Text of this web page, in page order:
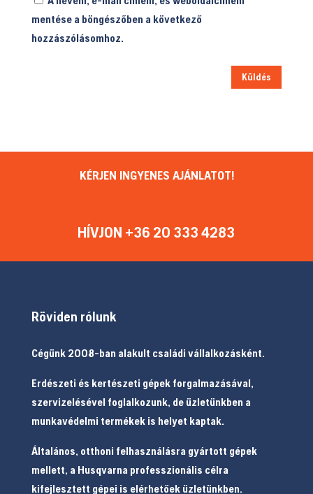
mentése a böngészőben a következő
hozzászólásomhoz.
Küldés
KÉRJEN INGYENES AJÁNLATOT!
HÍVJON +36 20 333 4283
Röviden rólunk
Cégünk 2008-ban alakult családi vállalkozásként.
Erdészeti és kertészeti gépek forgalmazásával,
szervizelésével foglalkozunk, de üzletünkben a
munkavédelmi termékek is helyet kaptak.
Általános, otthoni felhasználásra gyártott gépek
mellett, a Husqvarna professzionális célra
kifejlesztett gépei is elérhetőek üzletünkben.